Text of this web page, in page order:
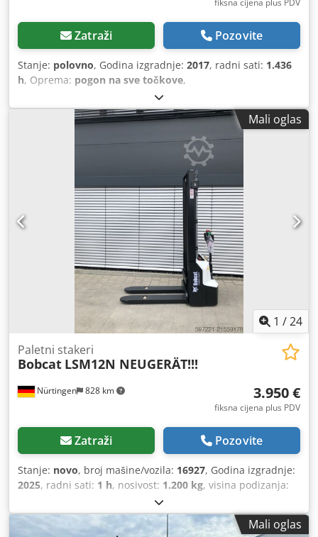
Zatraži Pozovite
Stanje: polovno, Godina izgradnje: 2017, radni sati: 1.436
h, Oprema: pogon na sve točkove,
Mali oglas
1 /24
Nürtingen 828 km
Paletni stakeri
Bobcat LSM12N NEUGERÄT!!!
3.950 €
fiksna cijena plus PDV
Zatraži Pozovite
Stanje: novo, broj mašine/vozila: 16927, Godina izgradnje:
2025, radni sati: 1 h, nosivost: 1.200 kg, visina podizanja:
600 mm
električni, vrsta jarbola:simpleks, građevinska visina:
2.280 mm, napon baterije: 24 V , duljina vilica:1.150 mm,
Mali oglas